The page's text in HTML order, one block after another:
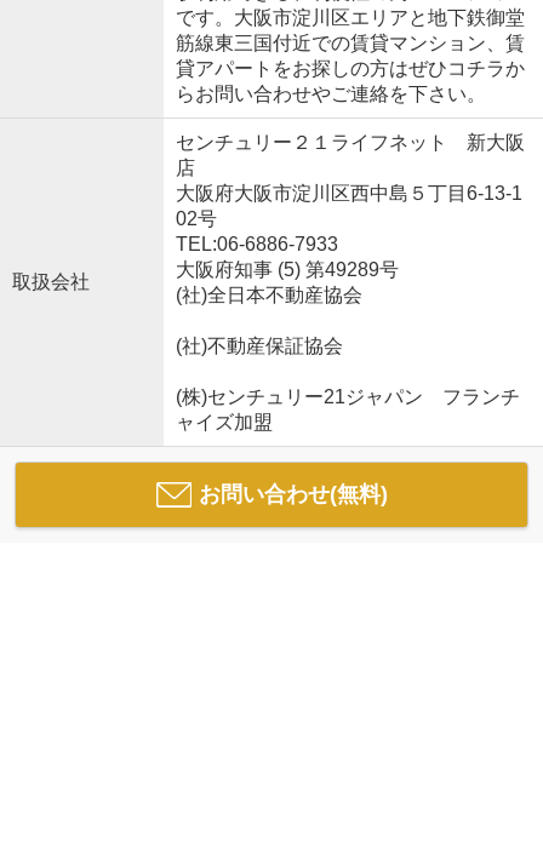
です。大阪市淀川区エリアと地下鉄御堂
筋線東三国付近での賃貸マンション、賃
貸アパートをお探しの方はぜひコチラか
らお問い合わせやご連絡を下さい。
取扱会社
センチュリー２１ライフネット 新大阪
店
大阪府大阪市淀川区西中島５丁目6-13-1
02号
TEL:06-6886-7933
大阪府知事 (5) 第49289号
(社)全日本不動産協会
(社)不動産保証協会
(株)センチュリー21ジャパン フランチ
ャイズ加盟
お問い合わせ(無料)